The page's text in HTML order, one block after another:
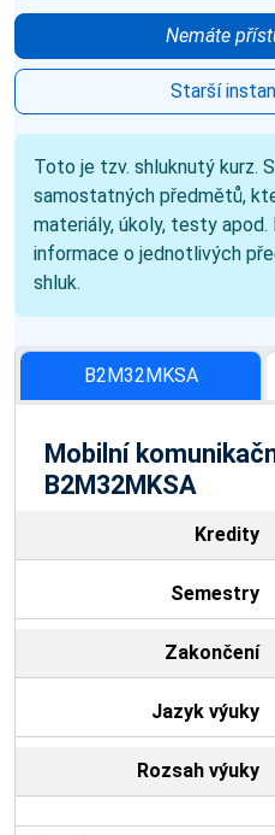
Nemáte
Starší
Toto je tzv. shluknutý kurz.
samostatných předmětů,
materiály, úkoly, testy
informace o jednotlivých
shluk.
B2M32MKSA
Mobilní
B2M32MKSA
Kredity
Semestry
Zakončení
Jazyk výuky
Rozsah výuky